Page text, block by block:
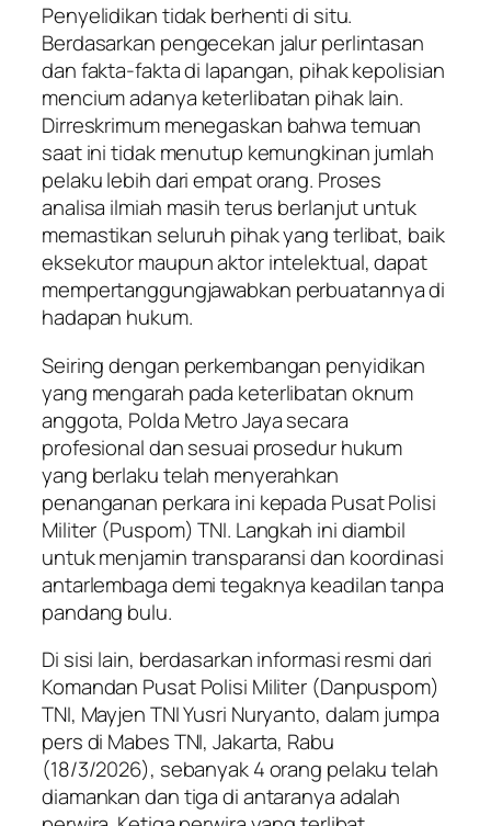
Penyelidikan tidak berhenti di situ.
Berdasarkan pengecekan jalur perlintasan
dan fakta-fakta di lapangan, pihak kepolisian
mencium adanya keterlibatan pihak lain.
Dirreskrimum menegaskan bahwa temuan
saat ini tidak menutup kemungkinan jumlah
pelaku lebih dari empat orang. Proses
analisa ilmiah masih terus berlanjut untuk
memastikan seluruh pihak yang terlibat, baik
eksekutor maupun aktor intelektual, dapat
mempertanggungjawabkan perbuatannya di
hadapan hukum.
Seiring dengan perkembangan penyidikan
yang mengarah pada keterlibatan oknum
anggota, Polda Metro Jaya secara
profesional dan sesuai prosedur hukum
yang berlaku telah menyerahkan
penanganan perkara ini kepada Pusat Polisi
Militer (Puspom) TNI. Langkah ini diambil
untuk menjamin transparansi dan koordinasi
antarlembaga demi tegaknya keadilan tanpa
pandang bulu.
Di sisi lain, berdasarkan informasi resmi dari
Komandan Pusat Polisi Militer (Danpuspom)
TNI, Mayjen TNI Yusri Nuryanto, dalam jumpa
pers di Mabes TNI, Jakarta, Rabu
(18/3/2026), sebanyak 4 orang pelaku telah
diamankan dan tiga di antaranya adalah